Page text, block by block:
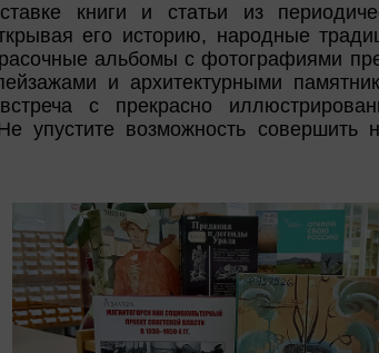
книги и статьи из
его историю, народные
альбомы с фотографиями
и архитектурными
с прекрасно
упустите возможность совершить